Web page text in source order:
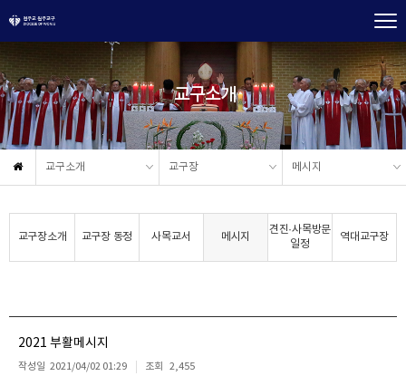
교구소개
교구소개 교구장 메시지
교구장소개 교구장 동정 사목교서 메시지
견진·사목방문
일정
역대교구장
2021 부활메시지
작성일 2021/04/02 01:29 조회 2,455